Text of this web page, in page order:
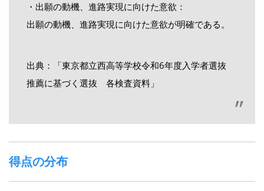
・出願の動機、進路実現に向けた意欲：
出願の動機、進路実現に向けた意欲が明確である。
出典：「東京都立西高等学校令和6年度入学者選抜
推薦に基づく選抜 各検査資料」
得点の分布